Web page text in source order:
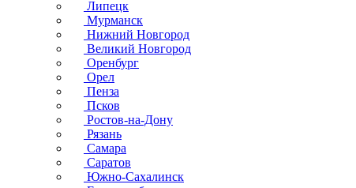
Липецк
Мурманск
Нижний Новгород
Великий Новгород
Оренбург
Орел
Пенза
Псков
Ростов-на-Дону
Рязань
Самара
Саратов
Южно-Сахалинск